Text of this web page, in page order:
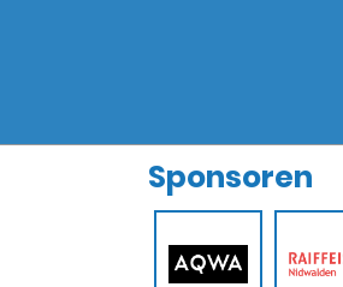
Sponsoren